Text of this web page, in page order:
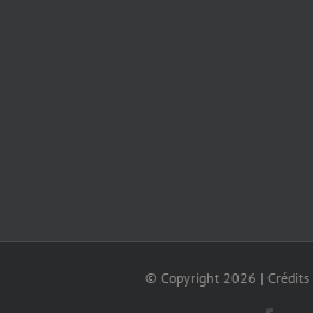
© Copyright 2026 | Crédits